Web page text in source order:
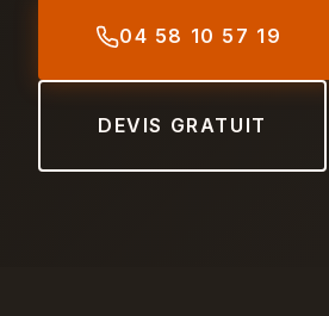
04 58 10 57 19
DEVIS GRATUIT